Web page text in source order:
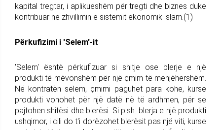
kapital tregtar, i aplikueshëm për tregti dhe biznes duke
kontribuar ne zhvillimin e sistemit ekonomik islam.(1)
Përkufizimi i 'Selem'-it
'Selem' është përkufizuar si shitje ose blerje e një
produkti të mëvonshëm për një çmim të menjëhershëm.
Në kontratën selem, çmimi paguhet para kohe, kurse
produkti vonohet për një datë në të ardhmen, për se
pajtohen shitësi dhe blerësi. Si p.sh. blerja e një produkti
ushqimor, i cili do t'i dorëzohet blerësit pas një viti, kurse